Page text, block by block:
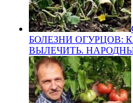
БОЛЕЗНИ ОГУРЦОВ:
ВЫЛЕЧИТЬ.